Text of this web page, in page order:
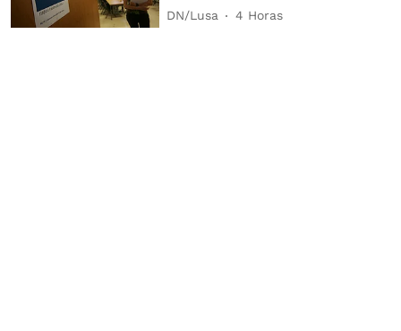
DN/Lusa 4 Horas